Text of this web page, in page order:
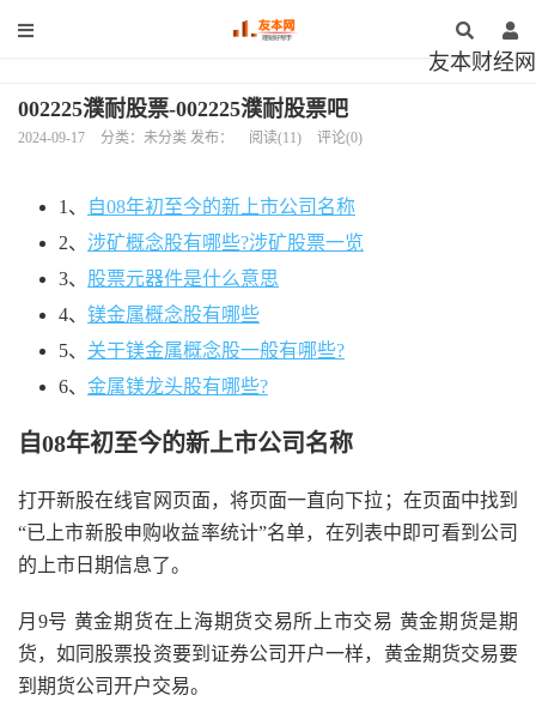
友本财经网
002225濮耐股票-002225濮耐股票吧
2024-09-17 分类：未分类 发布： 阅读(11) 评论(0)
1、
自08年初至今的新上市公司名称
2、 涉矿概念股有哪些?涉矿股票一览
3、 股票元器件是什么意思
4、 镁金属概念股有哪些
5、 关于镁金属概念股一般有哪些?
6、 金属镁龙头股有哪些?
自08年初至今的新上市公司名称
打开新股在线官网页面，将页面一直向下拉；在页面中找到
“已上市新股申购收益率统计”名单，在列表中即可看到公司
的上市日期信息了。
月9号 黄金期货在上海期货交易所上市交易 黄金期货是期
货，如同股票投资要到证券公司开户一样，黄金期货交易要
到期货公司开户交易。